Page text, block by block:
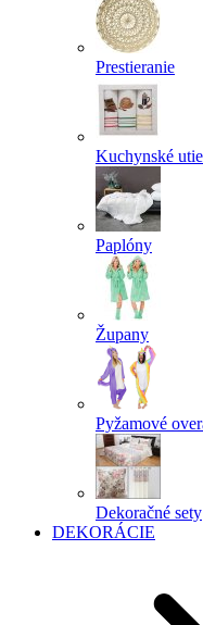
Prestieranie
Kuchynské
Paplóny
Župany
Pyžamové
Dekoračné sety
DEKORÁCIE